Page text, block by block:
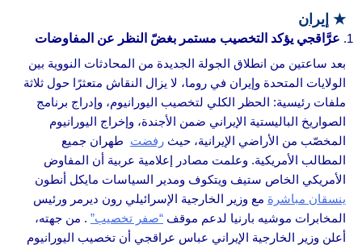
★ يران
عرَّاقجي يؤكد التخصيب مستمر بغضّ النظر عن المفاوضات
بعد ساعتين من انطلاق الجولة الجديدة من المحادثات النووية بين
الولايات المتحدة وإيران في روما، لا يزال النقاش متعثرًا حول ثلاثة
ملفات رئيسية: الحظر الكلي لتخصيب اليورانيوم، وإدراج برنامج
الصواريخ الباليستية الإيراني ضمن الأجندة، وإخراج اليورانيوم
المخصّب من الأراضي الإيرانية، حيث رفضت طهران جميع
المطالب الأمريكية. وعلمت مصادر إعلامية عربية أن المفاوض
الأمريكي الخاص ستيف ويتكوف ومدير السياسات مايكل أنطون
ينسقان مباشرة مع وزير الخارجية الإسرائيلي رون ديرمر ورئيس
المخابرات موشيه بارنيا لدعم موقف “صفر تخصيب” . من جهته،
أعلن وزير الخارجية الإيراني عباس عراقجي أن تخصيب اليورانيوم